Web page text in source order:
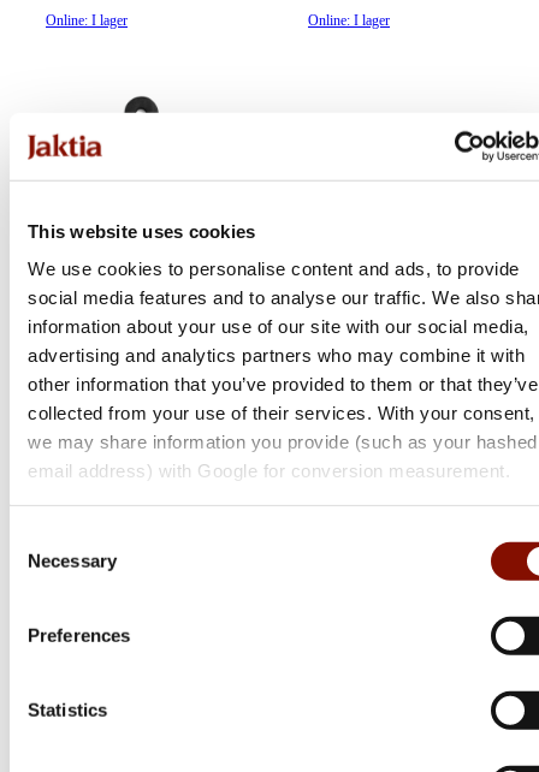
This website uses cookies
We use cookies to personalise content and ads, to provide
social media features and to analyse our traffic. We also
information about your use of our site with our social media,
advertising and analytics partners who may combine it with
other information that you’ve provided to them or that they’ve
collected from your use of their services. With your consent,
we may share information you provide (such as your hashed
email address) with Google for conversion measurement.
Selection
Necessary
Preferences
Statistics
Online: I lager Online: I lager
Marttiini
Diamond Sharpener Flat
269 kr
Ifish
Bryne För Yxa Och Kniv
199 kr